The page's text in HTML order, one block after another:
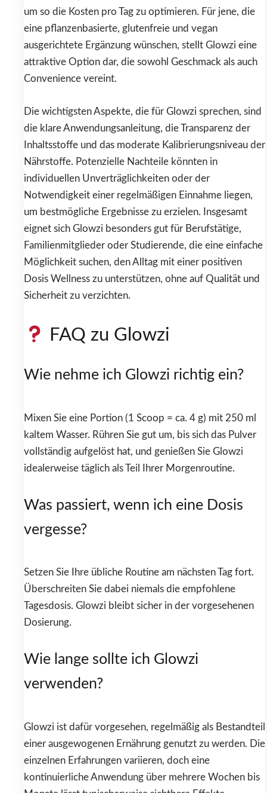
um so die Kosten pro Tag zu optimieren. Für jene, die
eine pflanzenbasierte, glutenfreie und vegan
ausgerichtete Ergänzung wünschen, stellt Glowzi eine
attraktive Option dar, die sowohl Geschmack als auch
Convenience vereint.
Die wichtigsten Aspekte, die für Glowzi sprechen, sind
die klare Anwendungsanleitung, die Transparenz der
Inhaltsstoffe und das moderate Kalibrierungsniveau der
Nährstoffe. Potenzielle Nachteile könnten in
individuellen Unverträglichkeiten oder der
Notwendigkeit einer regelmäßigen Einnahme liegen,
um bestmögliche Ergebnisse zu erzielen. Insgesamt
eignet sich Glowzi besonders gut für Berufstätige,
Familienmitglieder oder Studierende, die eine einfache
Möglichkeit suchen, den Alltag mit einer positiven
Dosis Wellness zu unterstützen, ohne auf Qualität und
Sicherheit zu verzichten.
FAQ zu Glowzi
Wie nehme ich Glowzi richtig ein?
Mixen Sie eine Portion (1 Scoop = ca. 4 g) mit 250 ml
kaltem Wasser. Rühren Sie gut um, bis sich das Pulver
vollständig aufgelöst hat, und genießen Sie Glowzi
idealerweise täglich als Teil Ihrer Morgenroutine.
Was passiert, wenn ich eine Dosis
vergesse?
Setzen Sie Ihre übliche Routine am nächsten Tag fort.
Überschreiten Sie dabei niemals die empfohlene
Tagesdosis. Glowzi bleibt sicher in der vorgesehenen
Dosierung.
Wie lange sollte ich Glowzi
verwenden?
Glowzi ist dafür vorgesehen, regelmäßig als Bestandteil
einer ausgewogenen Ernährung genutzt zu werden. Die
einzelnen Erfahrungen variieren, doch eine
kontinuierliche Anwendung über mehrere Wochen bis